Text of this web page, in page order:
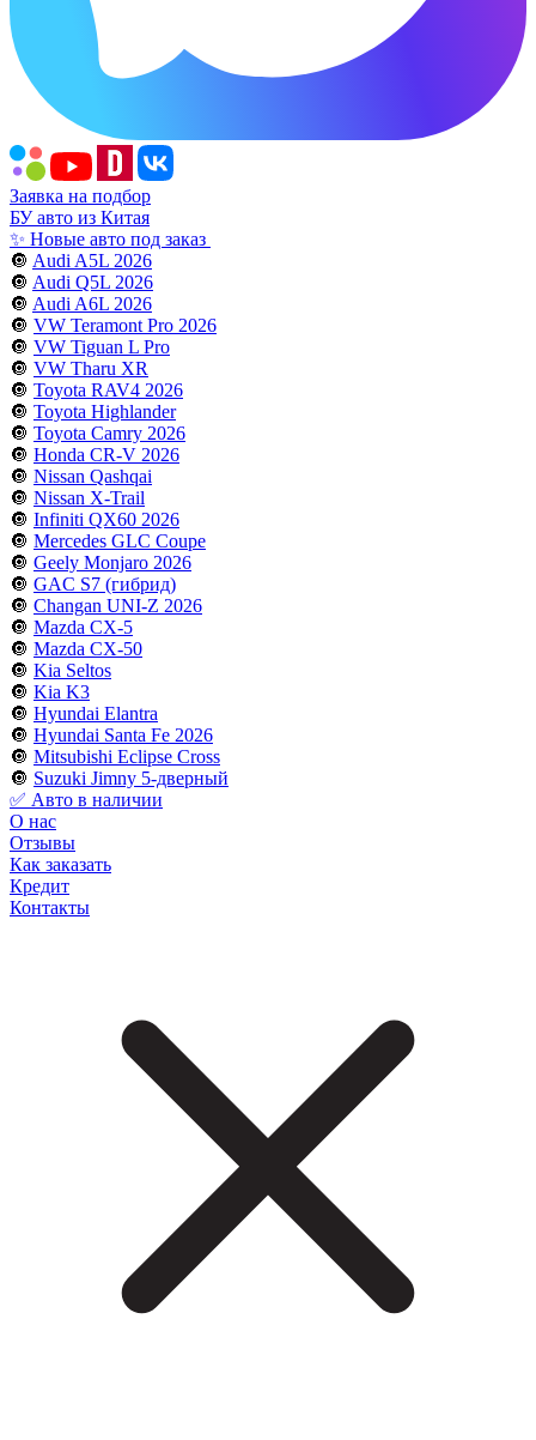
Заявка на подбор
БУ авто из Китая
✨ Новые авто под заказ
🔘 Audi A5L 2026
🔘 Audi Q5L 2026
🔘 Audi A6L 2026
🔘 VW Teramont Pro 2026
🔘 VW Tiguan L Pro
🔘 VW Tharu XR
🔘 Toyota RAV4 2026
🔘 Toyota Highlander
🔘 Toyota Camry 2026
🔘 Honda CR-V 2026
🔘 Nissan Qashqai
🔘 Nissan X-Trail
🔘 Infiniti QX60 2026
🔘 Mercedes GLC Coupe
🔘 Geely Monjaro 2026
🔘 GAC S7 (гибрид)
🔘 Changan UNI-Z 2026
🔘 Mazda CX-5
🔘 Mazda CX-50
🔘 Kia Seltos
🔘 Kia K3
🔘 Hyundai Elantra
🔘 Hyundai Santa Fe 2026
🔘 Mitsubishi Eclipse Cross
🔘 Suzuki Jimny 5-дверный
✅ Авто в наличии
О нас
Отзывы
Как заказать
Кредит
Контакты